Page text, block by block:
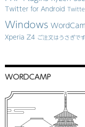
Twitter for Android
Windows
Xperia Z4 ご注文はうさぎで
WORDCAMP